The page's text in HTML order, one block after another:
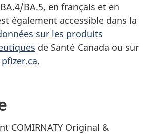
BA.5, en français et en
également accessible dans la
sur les produits
de Santé Canada ou sur
pfizer.ca.
COMIRNATY Original &